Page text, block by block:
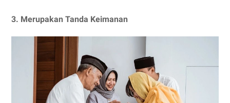
3. Merupakan Tanda Keimanan